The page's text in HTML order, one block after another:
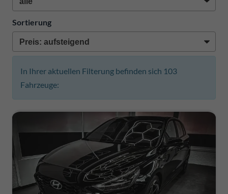
Sortierung
In Ihrer aktuellen Filterung befinden sich 103
Fahrzeuge: